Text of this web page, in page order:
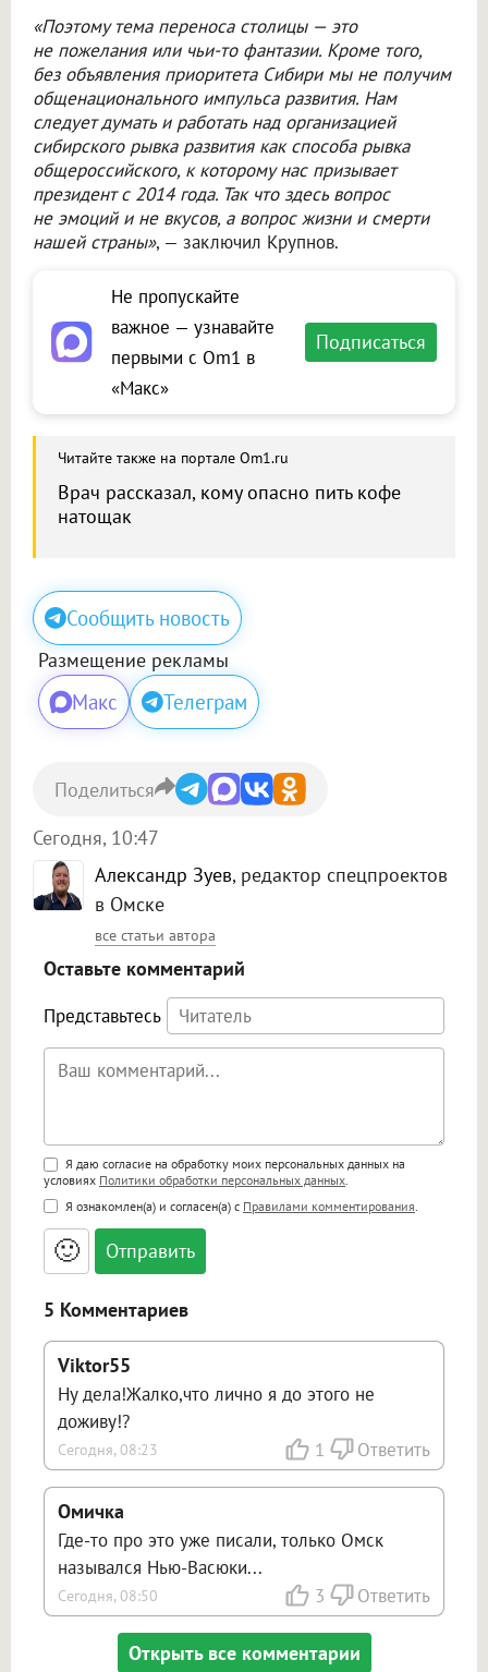
«Поэтому тема переноса столицы — это
не пожелания или чьи-то фантазии. Кроме того,
без объявления приоритета Сибири мы не получим
общенационального импульса развития. Нам
следует думать и работать над организацией
сибирского рывка развития как способа рывка
общероссийского, к которому нас призывает
президент с 2014 года. Так что здесь вопрос
не эмоций и не вкусов, а вопрос жизни и смерти
нашей страны», — заключил Крупнов.
Не пропускайте
важное — узнавайте
первыми с Om1 в
«Макс»
Подписаться
Читайте также на портале Om1.ru
Врач рассказал, кому опасно пить кофе
натощак
Сообщить новость
Размещение рекламы
Макс Телеграм
Александр Зуев, редактор спецпроектов
в Омске
все статьи автора
Сегодня, 10:47
Поделиться
Оставьте комментарий
Представьтесь
Поддержка HTML
<b>, <strong>, <u>, <i>, <em>, <s>, <big>,
<small>, <sup>, <sub>, <pre>, <ul>, <ol>, <li>,
<blockquote>, <code> экранирует HTML,
адреса URL автоматически становятся
ссылками, и [img]адрес[/img] будет
Я даю согласие на обработку моих персональных данных на
условиях Политики обработки персональных данных
Я ознакомлен(а) и согласен(а) с Правилами комментирования
🙂
5 Комментариев
Viktor55
Ну дела!Жалко,что лично я до этого не
доживу!?
Сегодня, 08:23 1 Ответить
Омичка
Где-то про это уже писали, только Омск
назывался Нью-Васюки...
Сегодня, 08:50 3 Ответить
Открыть все комментарии